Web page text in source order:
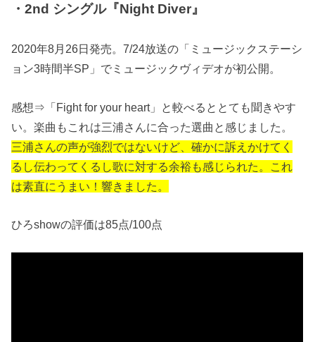
・2nd シングル『Night Diver』
2020年8月26日発売。7/24放送の「ミュージックステーシ
ョン3時間半SP」でミュージックヴィデオが初公開。
感想⇒「Fight for your heart」と較べるととても聞きやす
い。楽曲もこれは三浦さんに合った選曲と感じました。
三浦さんの声が強烈ではないけど、確かに訴えかけてく
るし伝わってくるし歌に対する余裕も感じられた。これ
は素直にうまい！響きました。
ひろshowの評価は85点/100点